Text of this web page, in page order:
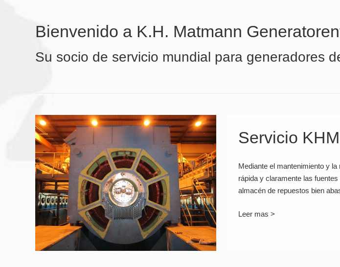
Bienvenido a K.H. Matmann
Su socio de servicio mundial para generadores
Servicio KHM
Mediante el mantenimiento y
rápida y claramente las
almacén de repuestos bien
Leer mas >